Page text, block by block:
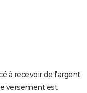
à recevoir de l'argent
versement est